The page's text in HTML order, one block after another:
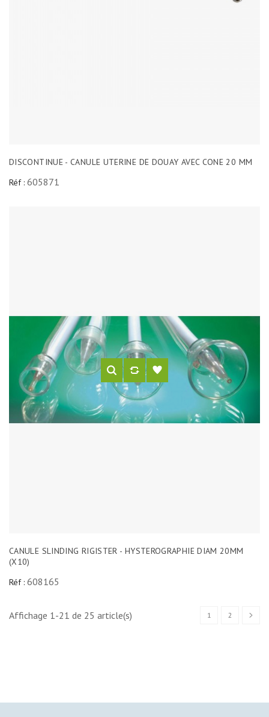
DISCONTINUE - CANULE UTERINE DE DOUAY AVEC CONE 20 MM
Réf : 605871
CANULE SLINDING RIGISTER - HYSTEROGRAPHIE DIAM 20MM
(X10)
Réf : 608165
Affichage 1-21 de 25 article(s) 1 2